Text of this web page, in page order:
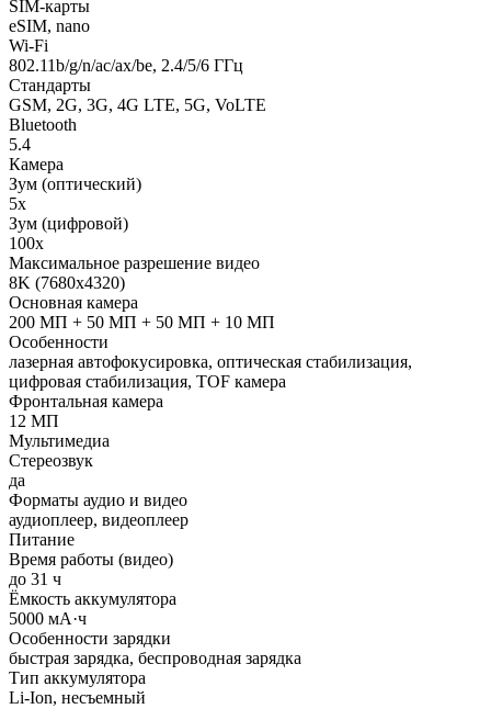
SIM-карты
eSIM, nano
Wi-Fi
802.11b/g/n/ac/ax/be, 2.4/5/6 ГГц
Стандарты
GSM, 2G, 3G, 4G LTE, 5G, VoLTE
Bluetooth
5.4
Камера
Зум (оптический)
5x
Зум (цифровой)
100x
Максимальное разрешение видео
8K (7680x4320)
Основная камера
200 МП + 50 МП + 50 МП + 10 МП
Особенности
лазерная автофокусировка, оптическая стабилизация,
цифровая стабилизация, TOF камера
Фронтальная камера
12 МП
Мультимедиа
Стереозвук
да
Форматы аудио и видео
аудиоплеер, видеоплеер
Питание
Время работы (видео)
до 31 ч
Ёмкость аккумулятора
5000 мА·ч
Особенности зарядки
быстрая зарядка, беспроводная зарядка
Тип аккумулятора
Li-Ion, несъемный